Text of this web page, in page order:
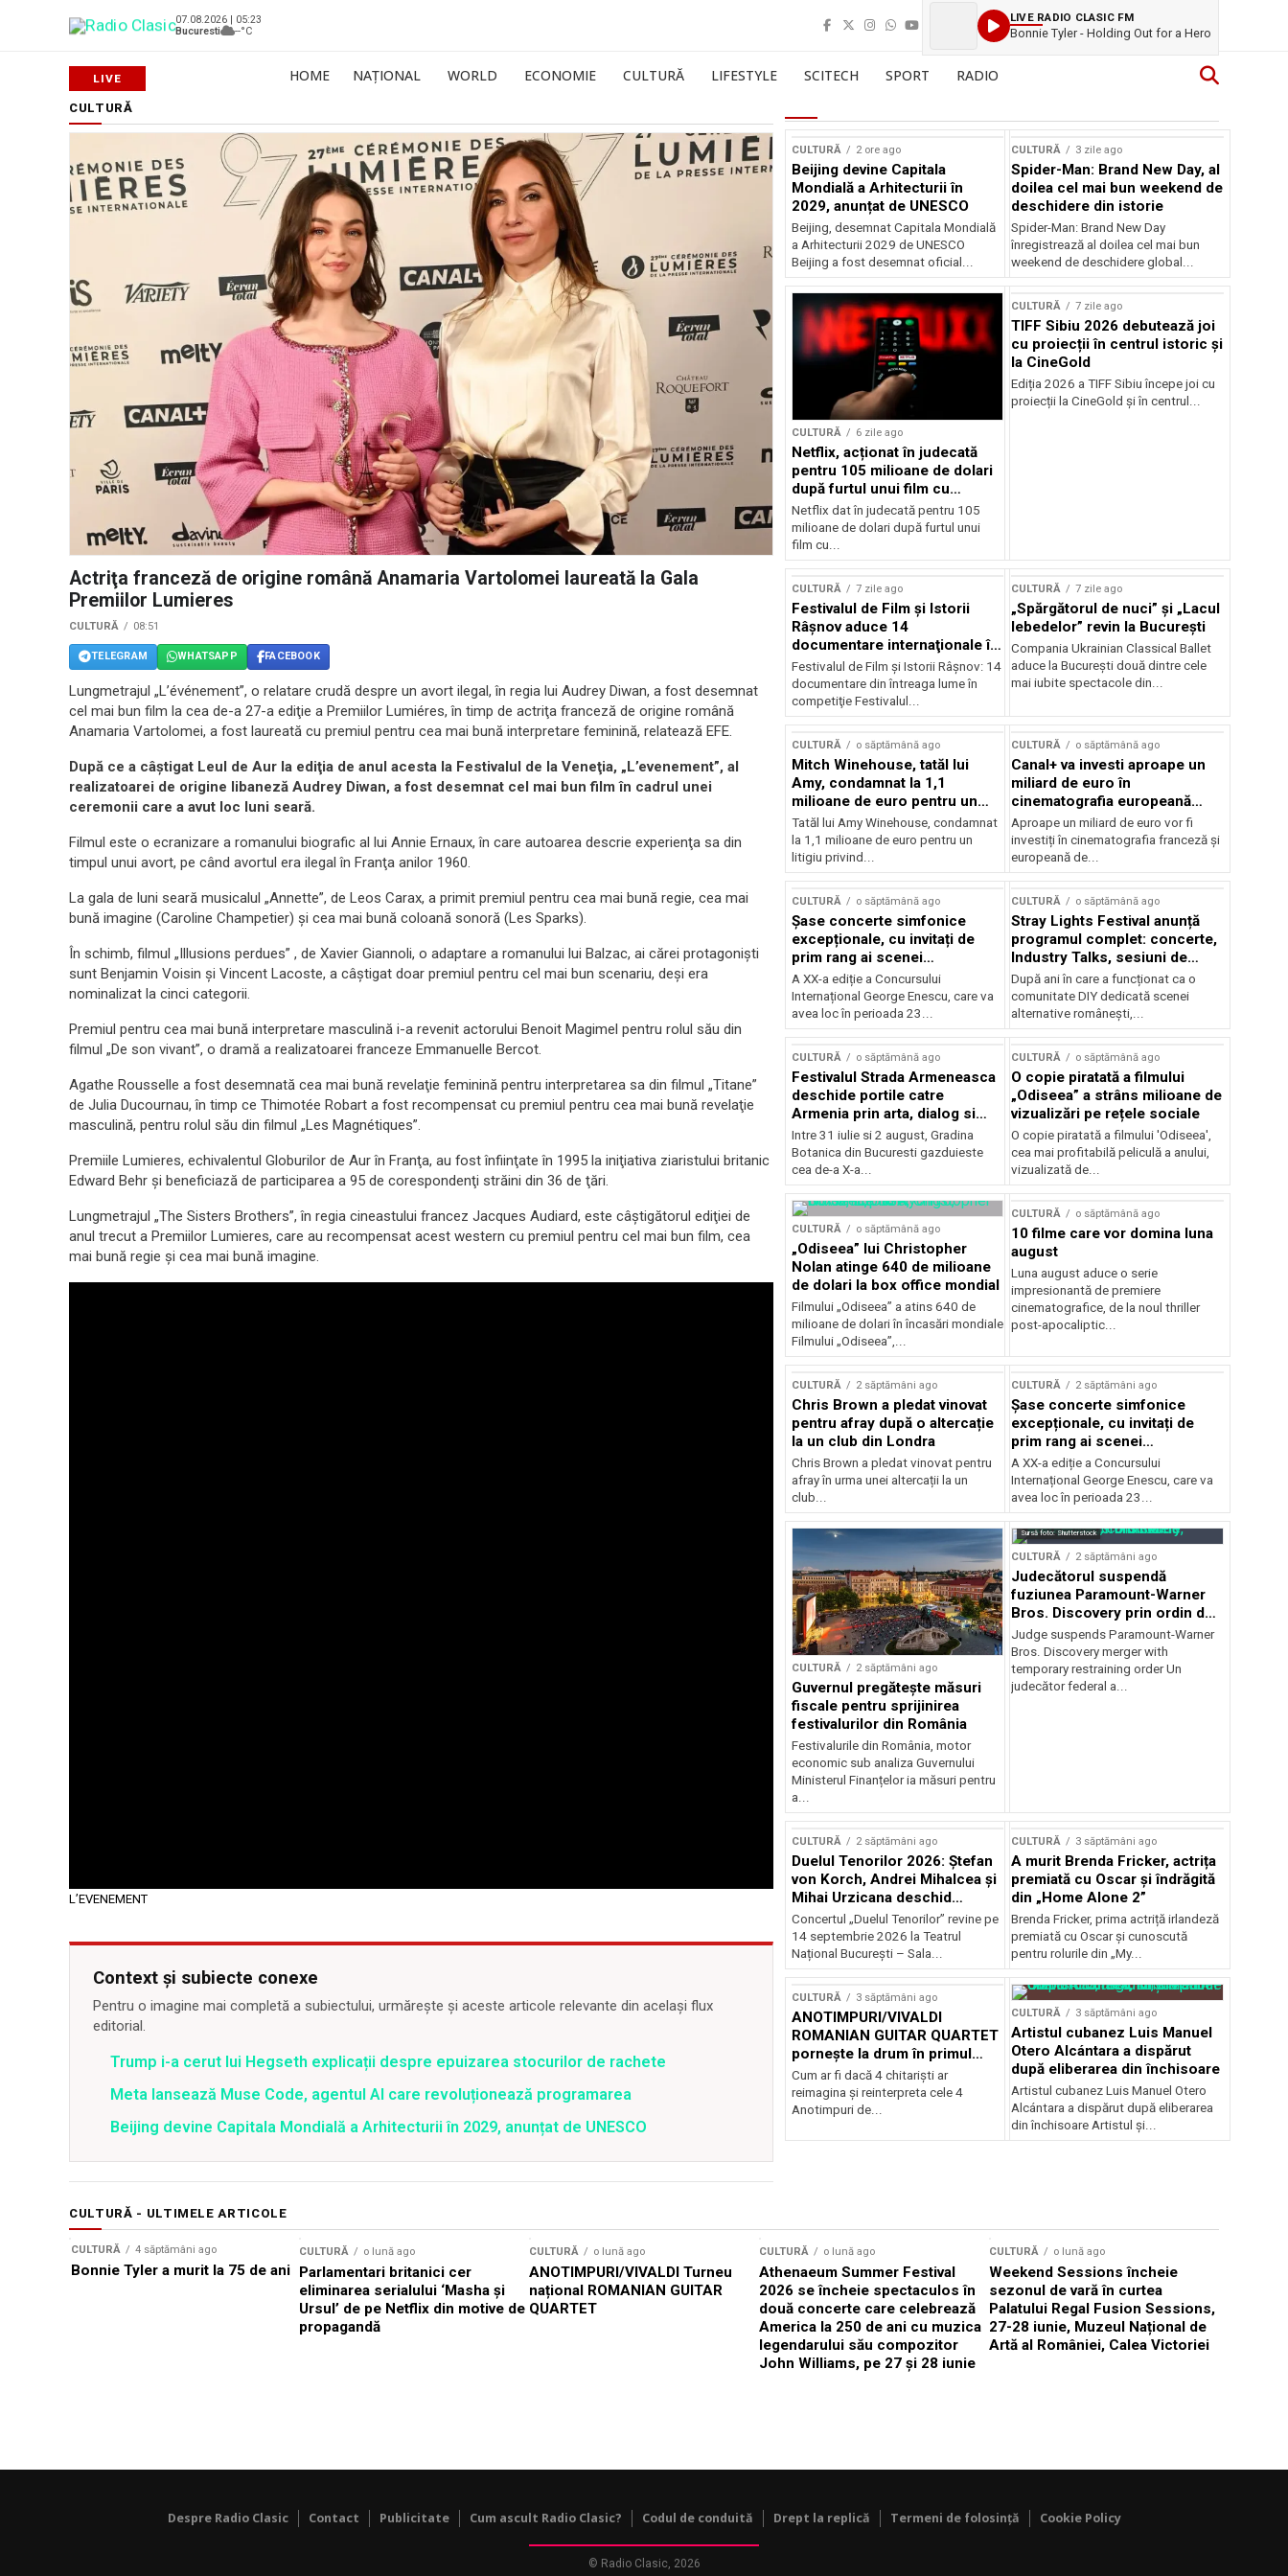
07.08.2026 | 05:23
Bucuresti
--°C
LIVE RADIO CLASIC FM
Bonnie Tyler - Holding Out for a Hero
HOME NAȚIONAL WORLD ECONOMIE CULTURĂ LIFESTYLE SCITECH SPORT RADIO
CULTURĂ
Actriţa franceză de origine română Anamaria Vartolomei laureată la Gala
Premiilor Lumieres
CULTURĂ 08:51
TELEGRAM WHATSAPP FACEBOOK
Lungmetrajul „L’événement”, o relatare crudă despre un avort ilegal, în regia lui Audrey Diwan, a fost desemnat
cel mai bun film la cea de-a 27-a ediţie a Premiilor Lumiéres, în timp de actriţa franceză de origine română
Anamaria Vartolomei, a fost laureată cu premiul pentru cea mai bună interpretare feminină, relatează EFE.
După ce a câştigat Leul de Aur la ediţia de anul acesta la Festivalul de la Veneţia, „L’evenement”, al
realizatoarei de origine libaneză Audrey Diwan, a fost desemnat cel mai bun film în cadrul unei
ceremonii care a avut loc luni seară.
Filmul este o ecranizare a romanului biografic al lui Annie Ernaux, în care autoarea descrie experienţa sa din
timpul unui avort, pe când avortul era ilegal în Franţa anilor 1960.
La gala de luni seară musicalul „Annette”, de Leos Carax, a primit premiul pentru cea mai bună regie, cea mai
bună imagine (Caroline Champetier) şi cea mai bună coloană sonoră (Les Sparks).
În schimb, filmul „Illusions perdues” , de Xavier Giannoli, o adaptare a romanului lui Balzac, ai cărei protagonişti
sunt Benjamin Voisin şi Vincent Lacoste, a câştigat doar premiul pentru cel mai bun scenariu, deşi era
nominalizat la cinci categorii.
Premiul pentru cea mai bună interpretare masculină i-a revenit actorului Benoit Magimel pentru rolul său din
filmul „De son vivant”, o dramă a realizatoarei franceze Emmanuelle Bercot.
Agathe Rousselle a fost desemnată cea mai bună revelaţie feminină pentru interpretarea sa din filmul „Titane”
de Julia Ducournau, în timp ce Thimotée Robart a fost recompensat cu premiul pentru cea mai bună revelaţie
masculină, pentru rolul său din filmul „Les Magnétiques”.
Premiile Lumieres, echivalentul Globurilor de Aur în Franţa, au fost înfiinţate în 1995 la iniţiativa ziaristului britanic
Edward Behr şi beneficiază de participarea a 95 de corespondenţi străini din 36 de ţări.
Lungmetrajul „The Sisters Brothers”, în regia cineastului francez Jacques Audiard, este câştigătorul ediţiei de
anul trecut a Premiilor Lumieres, care au recompensat acest western cu premiul pentru cel mai bun film, cea
mai bună regie şi cea mai bună imagine.
L’EVENEMENT
Context și subiecte conexe
Pentru o imagine mai completă a subiectului, urmărește și aceste articole relevante din același flux
editorial.
Trump i-a cerut lui Hegseth explicații despre epuizarea stocurilor de rachete
Meta lansează Muse Code, agentul AI care revoluționează programarea
Beijing devine Capitala Mondială a Arhitecturii în 2029, anunțat de UNESCO
CULTURĂ 2 ore ago
Beijing devine Capitala
Mondială a Arhitecturii în
2029, anunțat de UNESCO
Beijing, desemnat Capitala Mondială
a Arhitecturii 2029 de UNESCO
Beijing a fost desemnat oficial...
CULTURĂ 3 zile ago
Spider-Man: Brand New Day, al
doilea cel mai bun weekend de
deschidere din istorie
Spider-Man: Brand New Day
înregistrează al doilea cel mai bun
weekend de deschidere global...
CULTURĂ 6 zile ago
Netflix, acționat în judecată
pentru 105 milioane de dolari
după furtul unui film cu
Nicolas Cage
Netflix dat în judecată pentru 105
milioane de dolari după furtul unui
film cu...
CULTURĂ 7 zile ago
TIFF Sibiu 2026 debutează joi
cu proiecții în centrul istoric și
la CineGold
Ediția 2026 a TIFF Sibiu începe joi cu
proiecții la CineGold și în centrul...
CULTURĂ 7 zile ago
Festivalul de Film şi Istorii
Râşnov aduce 14
documentare internaţionale în
premieră
Festivalul de Film şi Istorii Râşnov: 14
documentare din întreaga lume în
competiţie Festivalul...
CULTURĂ 7 zile ago
„Spărgătorul de nuci” și „Lacul
lebedelor” revin la București
Compania Ukrainian Classical Ballet
aduce la București două dintre cele
mai iubite spectacole din...
CULTURĂ o săptămână ago
Mitch Winehouse, tatăl lui
Amy, condamnat la 1,1
milioane de euro pentru un
litigiu pierdut
Tatăl lui Amy Winehouse, condamnat
la 1,1 milioane de euro pentru un
litigiu privind...
CULTURĂ o săptămână ago
Canal+ va investi aproape un
miliard de euro în
cinematografia europeană
până în 2032
Aproape un miliard de euro vor fi
investiți în cinematografia franceză și
europeană de...
CULTURĂ o săptămână ago
Șase concerte simfonice
excepționale, cu invitați de
prim rang ai scenei
internaționale și ansambluri
orchestrale românești de
prestigiu, în programul
Concursului Enescu 2026
A XX-a ediție a Concursului
Internațional George Enescu, care va
avea loc în perioada 23...
CULTURĂ o săptămână ago
Stray Lights Festival anunță
programul complet: concerte,
Industry Talks, sesiuni de
audiție și noi opțiuni de
participare pentru public
După ani în care a funcționat ca o
comunitate DIY dedicată scenei
alternative românești,...
CULTURĂ o săptămână ago
Festivalul Strada Armeneasca
deschide portile catre
Armenia prin arta, dialog si
patrimoniu, intre 31 iulie si 2
august, la Gradina Botanica din
Bucuresti
Intre 31 iulie si 2 august, Gradina
Botanica din Bucuresti gazduieste
cea de-a X-a...
CULTURĂ o săptămână ago
O copie piratată a filmului
„Odiseea” a strâns milioane de
vizualizări pe rețele sociale
O copie piratată a filmului 'Odiseea',
cea mai profitabilă peliculă a anului,
vizualizată de...
CULTURĂ o săptămână ago
„Odiseea” lui Christopher
Nolan atinge 640 de milioane
de dolari la box office mondial
Filmului „Odiseea” a atins 640 de
milioane de dolari în încasări mondiale
Filmului „Odiseea”,...
CULTURĂ o săptămână ago
10 filme care vor domina luna
august
Luna august aduce o serie
impresionantă de premiere
cinematografice, de la noul thriller
post-apocaliptic...
CULTURĂ 2 săptămâni ago
Chris Brown a pledat vinovat
pentru afray după o altercație
la un club din Londra
Chris Brown a pledat vinovat pentru
afray în urma unei altercații la un
club...
CULTURĂ 2 săptămâni ago
Șase concerte simfonice
excepționale, cu invitați de
prim rang ai scenei
internaționale și ansambluri
orchestrale românești de
prestigiu, în programul
Concursului Enescu 2026
A XX-a ediție a Concursului
Internațional George Enescu, care va
avea loc în perioada 23...
CULTURĂ 2 săptămâni ago
Guvernul pregătește măsuri
fiscale pentru sprijinirea
festivalurilor din România
Festivalurile din România, motor
economic sub analiza Guvernului
Ministerul Finanțelor ia măsuri pentru
a...
Sursă foto: Shutterstock
CULTURĂ 2 săptămâni ago
Judecătorul suspendă
fuziunea Paramount-Warner
Bros. Discovery prin ordin de
restricție temporară
Judge suspends Paramount-Warner
Bros. Discovery merger with
temporary restraining order Un
judecător federal a...
CULTURĂ 2 săptămâni ago
Duelul Tenorilor 2026: Ștefan
von Korch, Andrei Mihalcea și
Mihai Urzicana deschid
stagiunea Musical
Extravaganza la TNB
Concertul „Duelul Tenorilor” revine pe
14 septembrie 2026 la Teatrul
Național București – Sala...
CULTURĂ 3 săptămâni ago
A murit Brenda Fricker, actrița
premiată cu Oscar și îndrăgită
din „Home Alone 2”
Brenda Fricker, prima actriță irlandeză
premiată cu Oscar și cunoscută
pentru rolurile din „My...
CULTURĂ 3 săptămâni ago
ANOTIMPURI/VIVALDI
ROMANIAN GUITAR QUARTET
pornește la drum în primul
turneu național
Cum ar fi dacă 4 chitarişti ar
reimagina şi reinterpreta cele 4
Anotimpuri de...
CULTURĂ 3 săptămâni ago
Artistul cubanez Luis Manuel
Otero Alcántara a dispărut
după eliberarea din închisoare
Artistul cubanez Luis Manuel Otero
Alcántara a dispărut după eliberarea
din închisoare Artistul și...
CULTURĂ - ULTIMELE ARTICOLE
CULTURĂ 4 săptămâni ago
Bonnie Tyler a murit la 75 de ani
CULTURĂ o lună ago
Parlamentari britanici cer
eliminarea serialului ‘Masha și
Ursul’ de pe Netflix din motive de
propagandă
CULTURĂ o lună ago
ANOTIMPURI/VIVALDI Turneu
național ROMANIAN GUITAR
QUARTET
CULTURĂ o lună ago
Athenaeum Summer Festival
2026 se încheie spectaculos în
două concerte care celebrează
America la 250 de ani cu muzica
legendarului său compozitor
John Williams, pe 27 și 28 iunie
CULTURĂ o lună ago
Weekend Sessions încheie
sezonul de vară în curtea
Palatului Regal Fusion Sessions,
27-28 iunie, Muzeul Național de
Artă al României, Calea Victoriei
Despre Radio Clasic Contact Publicitate Cum ascult Radio Clasic? Codul de conduită Drept la replică Termeni de folosință Cookie Policy
© Radio Clasic, 2026